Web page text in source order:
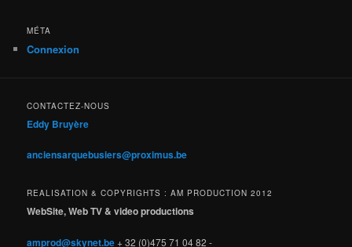
MÉTA
Connexion
CONTACTEZ-NOUS
Eddy Bruyère
anciensarquebusiers@proximus.be
REALISATION & COPYRIGHTS : AM PRODUCTION 2012
WebSite, Web TV & video productions
amprod@skynet.be+ 32 (0)475 71 04 82 -